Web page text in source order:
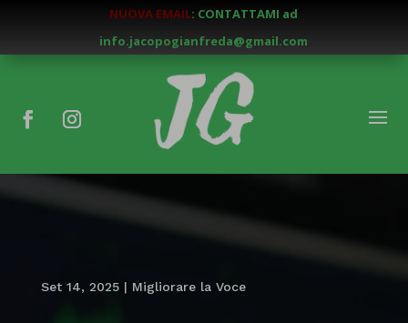
NUOVA EMAIL: CONTATTAMI ad
info.jacopogianfreda@gmail.com
Set 14, 2025| Migliorare la Voce